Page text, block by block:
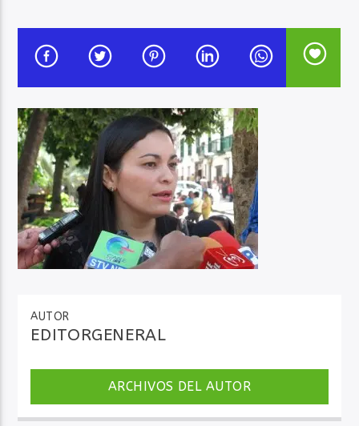
Audio en Vivo
AUTOR
EDITORGENERAL
ARCHIVOS DEL AUTOR